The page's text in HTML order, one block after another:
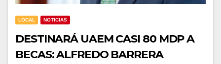
LOCAL NOTICIAS
DESTINARÁ UAEM CASI 80 MDP A
BECAS: ALFREDO BARRERA